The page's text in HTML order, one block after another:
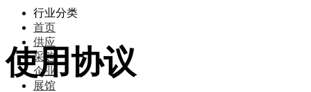
行业分类
首页
供应
采购
企业
展馆
使用协议